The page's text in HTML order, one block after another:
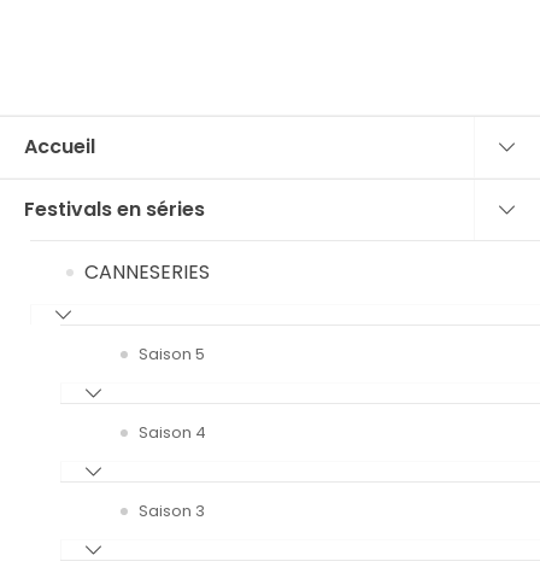
Accueil
Festivals en séries
CANNESERIES
Saison 5
Saison 4
Saison 3